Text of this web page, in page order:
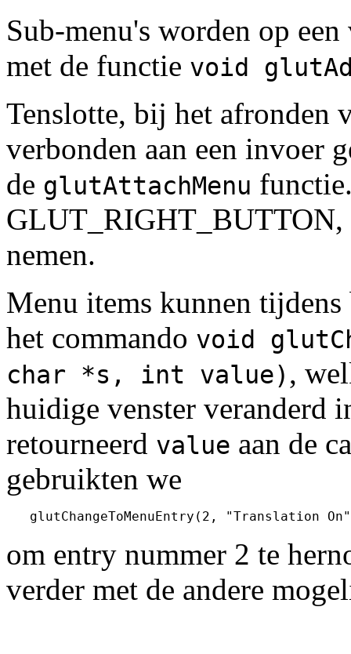
Sub-menu's worden op
met de functie void
Tenslotte, bij het afronden
verbonden aan een invoer
de glutAttachMenu
nemen.
Menu items kunnen
het commando void
char *s, int value) ,
huidige venster veranderd
retourneerd value aan de
gebruikten we
om entry nummer 2 te
verder met de andere